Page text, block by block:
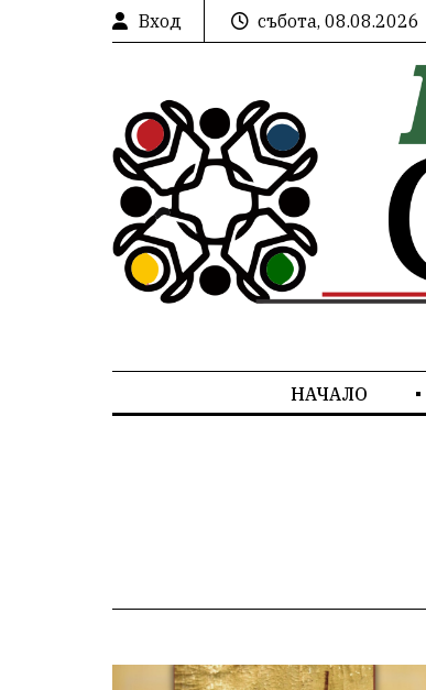
Вход събота, 08.08.2026
НАЧАЛО